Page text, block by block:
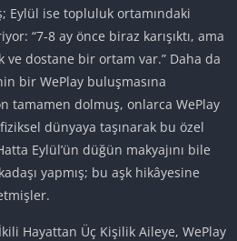
Eylül ise topluluk ortamındaki
“7-8 ay önce biraz karışıktı, ama
ve dostane bir ortam var.” Daha da
bir WePlay buluşmasına
tamamen dolmuş, onlarca WePlay
dünyaya taşınarak bu özel
Eylül’ün düğün makyajını bile
yapmış; bu aşk hikâyesine
Hayattan Üç Kişilik Aileye, WePlay